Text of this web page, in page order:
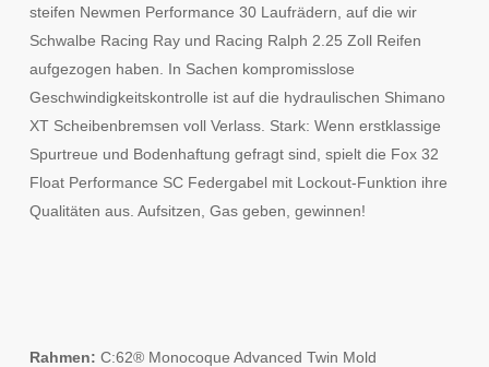
steifen Newmen Performance 30 Laufrädern, auf die wir
Schwalbe Racing Ray und Racing Ralph 2.25 Zoll Reifen
aufgezogen haben. In Sachen kompromisslose
Geschwindigkeitskontrolle ist auf die hydraulischen Shimano
XT Scheibenbremsen voll Verlass. Stark: Wenn erstklassige
Spurtreue und Bodenhaftung gefragt sind, spielt die Fox 32
Float Performance SC Federgabel mit Lockout-Funktion ihre
Qualitäten aus. Aufsitzen, Gas geben, gewinnen!
Rahmen: C:62® Monocoque Advanced Twin Mold